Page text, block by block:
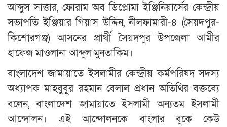
আব্দুস সাত্তার, ফোরাম অব ডিপ্লোমা ইঞ্জিনিয়ার্সের কেন্দ্রীয়
সভাপতি ইঞ্জিয়ার গিয়াস উদ্দিন, নীলফামারী-৪ (সৈয়দপুর-
কিশোরগঞ্জ) আসনের প্রার্থী সৈয়দপুর উপজেলা আমীর
হাফেজ মাওলানা আব্দুল মুনতাকিম।
বাংলাদেশ জামায়াতে ইসলামীর কেন্দ্রীয় কর্মপরিষদ সদস্য
অধ্যাপক মাহবুবুর রহমান বেলাল প্রধান অতিথির বক্তব্যে
বলেন, বাংলাদেশ জামায়াতে ইসলামী অন্যতম ইসলামী
আন্দোলন। এই আন্দোলনকে বাংলার বুকে কেউ